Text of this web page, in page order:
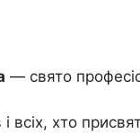
— свято
всіх, хто